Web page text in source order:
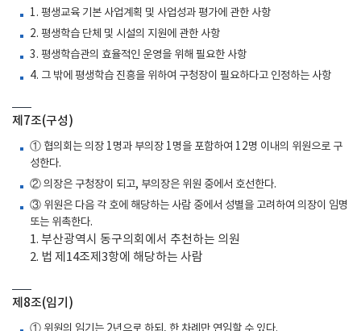
1. 평생교육 기본 사업계획 및 사업성과 평가에 관한 사항
2. 평생학습 단체 및 시설의 지원에 관한 사항
3. 평생학습관의 효율적인 운영을 위해 필요한 사항
4. 그 밖에 평생학습 진흥을 위하여 구청장이 필요하다고 인정하는 사항
제7조(구성)
① 협의회는 의장 1명과 부의장 1명을 포함하여 12명 이내의 위원으로 구
성한다.
② 의장은 구청장이 되고, 부의장은 위원 중에서 호선한다.
③ 위원은 다음 각 호에 해당하는 사람 중에서 성별을 고려하여 의장이 임명
또는 위촉한다.
1. 부산광역시 동구의회에서 추천하는 의원
2. 법 제14조제3항에 해당하는 사람
제8조(임기)